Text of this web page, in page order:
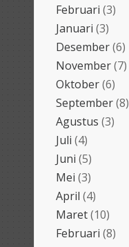
Februari (3)
Januari (3)
Desember(6)
November(7)
Oktober(6)
September(8)
Agustus (3)
Juli (4)
Juni (5)
Mei (3)
April (4)
Maret(10)
Februari (8)